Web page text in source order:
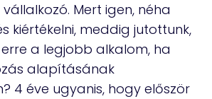
Mert igen, néha
kiértékelni, meddig jutottunk,
a legjobb alkalom, ha
alapításának
4 éve ugyanis, hogy először